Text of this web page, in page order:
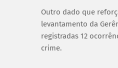
Outro dado que
levantamento da
registradas 12
crime.